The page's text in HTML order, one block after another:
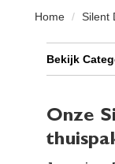
Home Silent
Bekijk
Onze